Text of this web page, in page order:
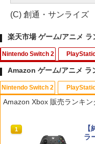
(C) 創通・サンライズ
楽天市場 ゲーム/アニメ ラ
Nintendo Switch 2
1
ゼ
1
【
縦
1
対
C
1
【
(ア
￥
Amazon ゲーム/アニメ ラ
Nintendo Switch 2
1
コ
1
日
Amazon Xbox 販売ランキン
1
ラ